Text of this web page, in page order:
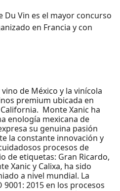
Du Vin es el mayor concurso
en Francia y con
de México y la vinícola
premium ubicada en
Monte Xanic ha
enología mexicana de
su genuina pasión
la constante innovación y
procesos de
de etiquetas: Gran Ricardo,
Xanic y Calixa, ha sido
a nivel mundial. La
2015 en los procesos